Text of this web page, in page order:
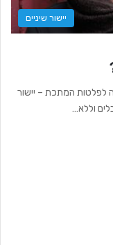
יישור שיניים
לפלטות המתכת – יישור
וללא…